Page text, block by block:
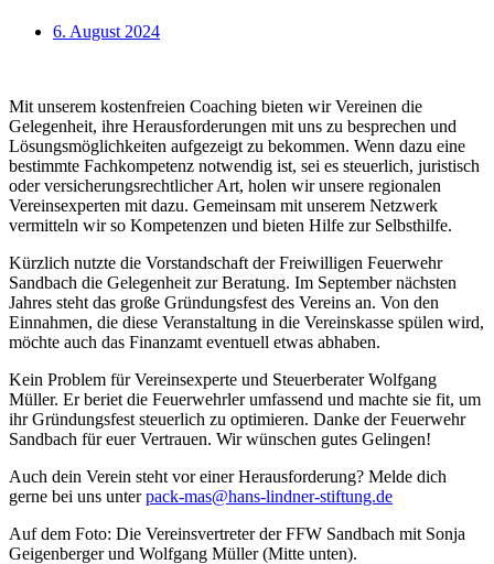
6. August 2024
Mit unserem kostenfreien Coaching bieten wir Vereinen die
Gelegenheit, ihre Herausforderungen mit uns zu besprechen und
Lösungsmöglichkeiten aufgezeigt zu bekommen. Wenn dazu eine
bestimmte Fachkompetenz notwendig ist, sei es steuerlich, juristisch
oder versicherungsrechtlicher Art, holen wir unsere regionalen
Vereinsexperten mit dazu. Gemeinsam mit unserem Netzwerk
vermitteln wir so Kompetenzen und bieten Hilfe zur Selbsthilfe.
Kürzlich nutzte die Vorstandschaft der Freiwilligen Feuerwehr
Sandbach die Gelegenheit zur Beratung. Im September nächsten
Jahres steht das große Gründungsfest des Vereins an. Von den
Einnahmen, die diese Veranstaltung in die Vereinskasse spülen wird,
möchte auch das Finanzamt eventuell etwas abhaben.
Kein Problem für Vereinsexperte und Steuerberater Wolfgang
Müller. Er beriet die Feuerwehrler umfassend und machte sie fit, um
ihr Gründungsfest steuerlich zu optimieren. Danke der Feuerwehr
Sandbach für euer Vertrauen. Wir wünschen gutes Gelingen!
Auch dein Verein steht vor einer Herausforderung? Melde dich
gerne bei uns unterpack-mas@hans-lindner-stiftung.de
Auf dem Foto: Die Vereinsvertreter der FFW Sandbach mit Sonja
Geigenberger und Wolfgang Müller (Mitte unten).